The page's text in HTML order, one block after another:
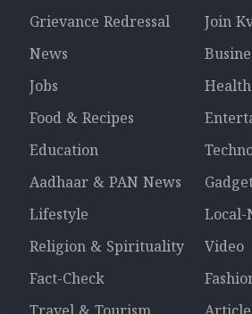
Grievance Redressal
Join
News
Jobs
Health
Food & Recipes
Education
Aadhaar & PAN News
Lifestyle
Local-
Religion & Spirituality
Video
Fact-Check